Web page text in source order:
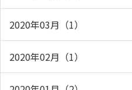
2020年03月（1）
2020年02月（1）